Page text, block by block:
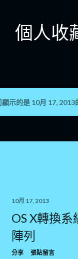
個人收
顯示的是 10月 17, 2013
10月 17, 2013
OS X轉換
陣列
分享 張貼留言